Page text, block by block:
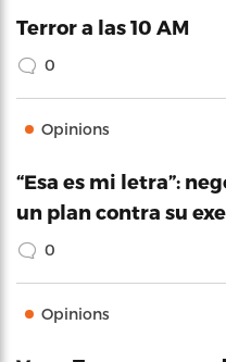
Terror a las 10 AM
0
Opinions
“Esa es mi letra”:
un plan contra su
0
Opinions